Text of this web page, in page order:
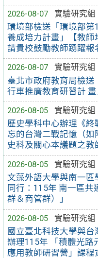
2026-08-07
實驗研究組
環境部檢送「環境部第
養成培力計畫」【教師
請貴校鼓勵教師踴躍報
2026-08-07
實驗研究組
臺北市政府教育局檢送
行車推廣教育研習計
2026-08-05
實驗研究組
歷史學科中心辦理《
忘的台灣二戰記憶（
史科及關心本議題之教
2026-08-05
實驗研究組
文藻外語大學與南一
同行：115年 南一區
群＆商管群）」
2026-08-05
實驗研究組
國立臺北科技大學與
辦理115年 「積體光路
應用教師研習營」課程